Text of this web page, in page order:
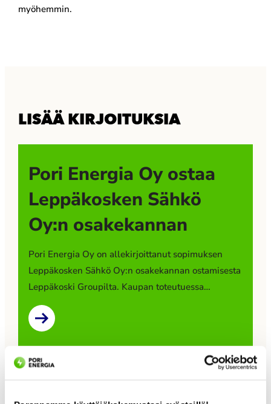
myöhemmin.
LISÄÄ KIRJOITUKSIA
Pori Energia Oy ostaa
Leppäkosken Sähkö
Oy:n osakekannan
Pori Energia Oy on allekirjoittanut sopimuksen
Leppäkosken Sähkö Oy:n osakekannan ostamisesta
Leppäkoski Groupilta. Kaupan toteutuessa
Leppäkosken Sähkö Oy muodostaa uuden
tytäryhtiön Pori Energia -konserniin. Kaupan
toteutuminen edellyttää viranomaisten
Leppäkoski Group tiedotti strategiamuutoksen
valmistelusta ja sen vaikutuksista toimintansa
painopisteisiin ensimmäisen kerran tammikuussa
Pori Energia